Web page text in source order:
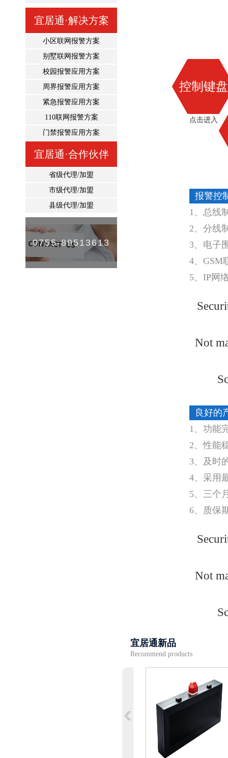
控制键盘
点击进入
报警控
1、总线
2、分线
3、电子
4、GSM
5、IP网
Not
良好的
1、功能
2、性能
3、及时
4、采用
5、三个
6、质保
Not
宜居通新品
Recommend products
宜居通·解决方案
小区联网报警方案
别墅联网报警方案
校园报警应用方案
周界报警应用方案
紧急报警应用方案
110联网报警方案
门禁报警应用方案
宜居通·合作伙伴
省级代理/加盟
市级代理/加盟
县级代理/加盟
0755-89513613